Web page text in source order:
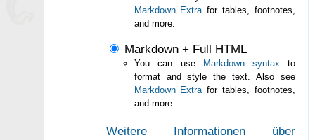
Markdown Extra for tables, footnotes,
and more.
Markdown + Full HTML
You can use Markdown syntax to
format and style the text. Also see
Markdown Extrafor tables, footnotes,
and more.
Weitere Informationen über